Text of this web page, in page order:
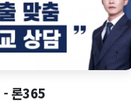
- 론365